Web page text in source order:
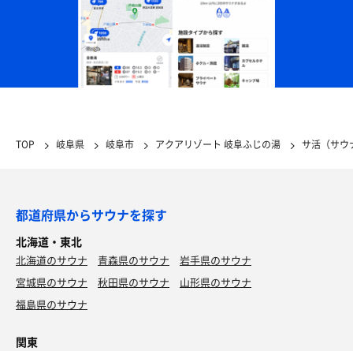
TOP 岐阜県 岐阜市 アクアリゾート 岐阜ふじの湯 サ活（サウ
都道府県からサウナを探す
北海道・東北
北海道のサウナ 青森県のサウナ
岩手県のサウナ
宮城県のサウナ
秋田県のサウナ
山形県のサウナ
福島県のサウナ
関東